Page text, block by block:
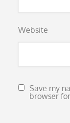
Website
Save my
browser